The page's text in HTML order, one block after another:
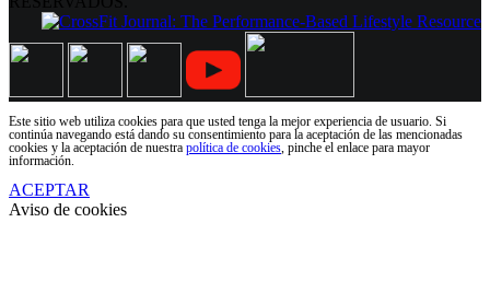
Este sitio web utiliza cookies para que usted tenga la mejor experiencia de usuario. Si
continúa navegando está dando su consentimiento para la aceptación de las mencionadas
cookies y la aceptación de nuestra política de cookies, pinche el enlace para mayor
información.
ACEPTAR
Aviso de cookies